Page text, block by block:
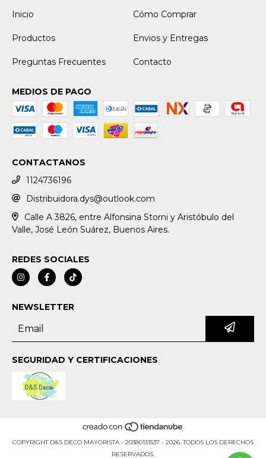
Inicio
Cómo Comprar
Productos Envios y Entregas
Preguntas Frecuentes Contacto
MEDIOS DE PAGO
CONTACTANOS
1124736196
Distribuidora.dys@outlook.com
Calle A 3826, entre Alfonsina Storni y Aristóbulo del
Valle, José León Suárez, Buenos Aires.
REDES SOCIALES
NEWSLETTER
SEGURIDAD Y CERTIFICACIONES
COPYRIGHT D&S DECO MAYORISTA - 20380131537 - 2026. TODOS LOS DERECHOS
RESERVADOS.